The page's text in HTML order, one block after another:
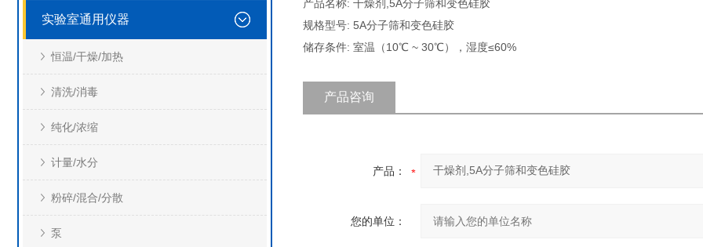
实验室通用仪器
恒温/干燥/加热
清洗/消毒
纯化/浓缩
计量/水分
粉碎/混合/分散
泵
产品名称: 干燥剂,5A分子筛和变色硅胶
规格型号: 5A分子筛和变色硅胶
储存条件: 室温（10℃ ~ 30℃），湿度≤60%
产品咨询
产品：
您的单位：